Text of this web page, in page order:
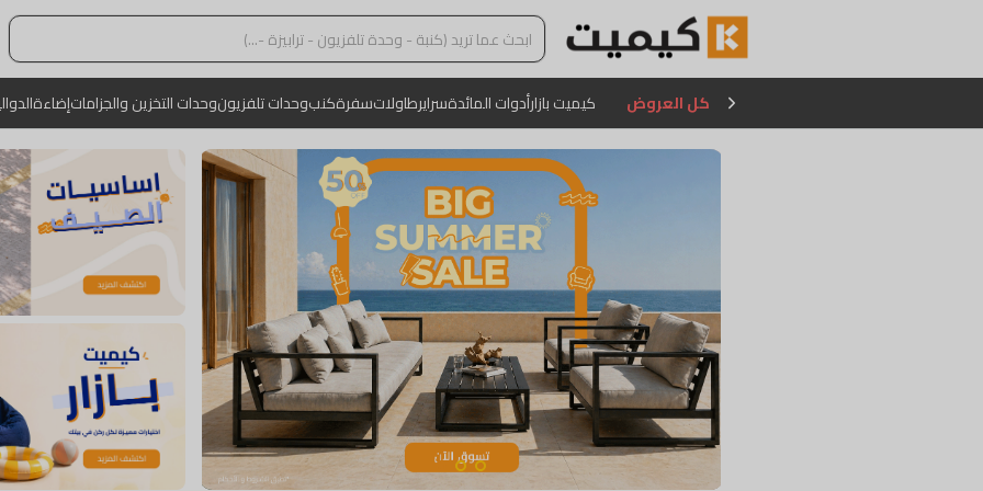
كل العروض كيميت بازارأدوات المائدةسرايرطاولاتسفرةكنبوحدات تلفزيونوحدات التخزين والجزاماتإضاءة